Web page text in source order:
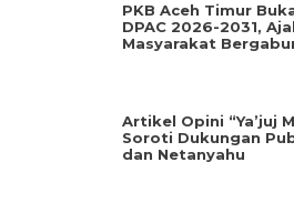
PKB Aceh Timur
DPAC 2026-2031,
Masyarakat
Artikel Opini “Ya’juj
Soroti Dukungan
dan Netanyahu